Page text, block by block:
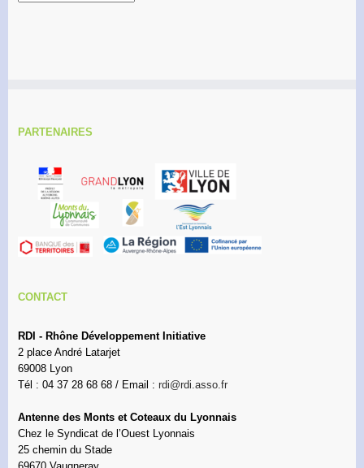
PARTENAIRES
CONTACT
RDI - Rhône Développement Initiative
2 place André Latarjet
69008 Lyon
Tél : 04 37 28 68 68 / Email : rdi@rdi.asso.fr
Antenne des Monts et Coteaux du Lyonnais
Chez le Syndicat de l’Ouest Lyonnais
25 chemin du Stade